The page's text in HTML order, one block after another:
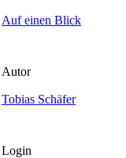
Auf einen Blick
Autor
Tobias Schäfer
Login